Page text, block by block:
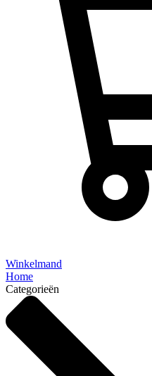
Winkelmand
Home
Categorieën